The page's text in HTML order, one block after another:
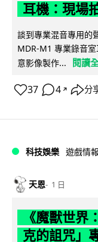
耳機：現場
談到專業混音專用的
MDR-M1 專業錄音
意影像製作...
閱讀
37 4 ↗ 分
科技娛樂 遊戲情報
天恩 1 日
《魔獸世界
克的詛咒」